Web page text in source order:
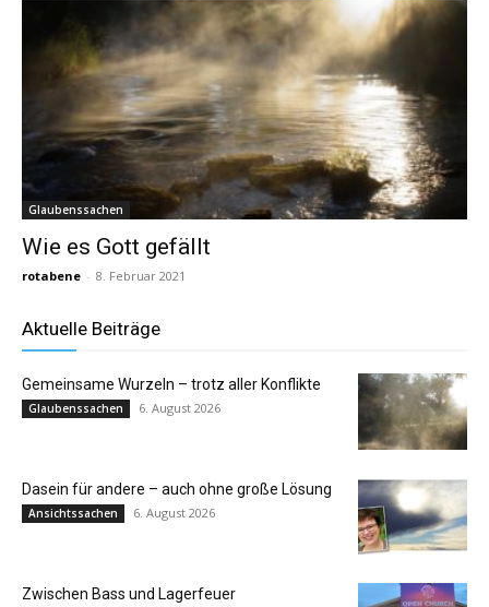
Glaubenssachen
Wie es Gott gefällt
rotabene - 8. Februar 2021
Aktuelle Beiträge
Gemeinsame Wurzeln – trotz aller Konflikte
Glaubenssachen 6. August 2026
Dasein für andere – auch ohne große Lösung
Ansichtssachen 6. August 2026
Zwischen Bass und Lagerfeuer